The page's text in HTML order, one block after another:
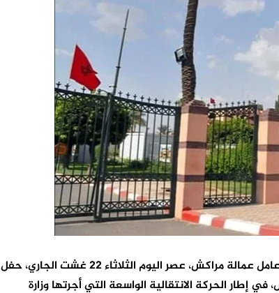
ترأس كريم قاسي لحلو، والي جهة مراكش ـ آسفي/ عامل عمالة مراكش، عصر اليوم الثلاثاء 22 غشت الجاري، حفل
إطار الحركة الانتقالية الواسعة التي أجرتها وزارة